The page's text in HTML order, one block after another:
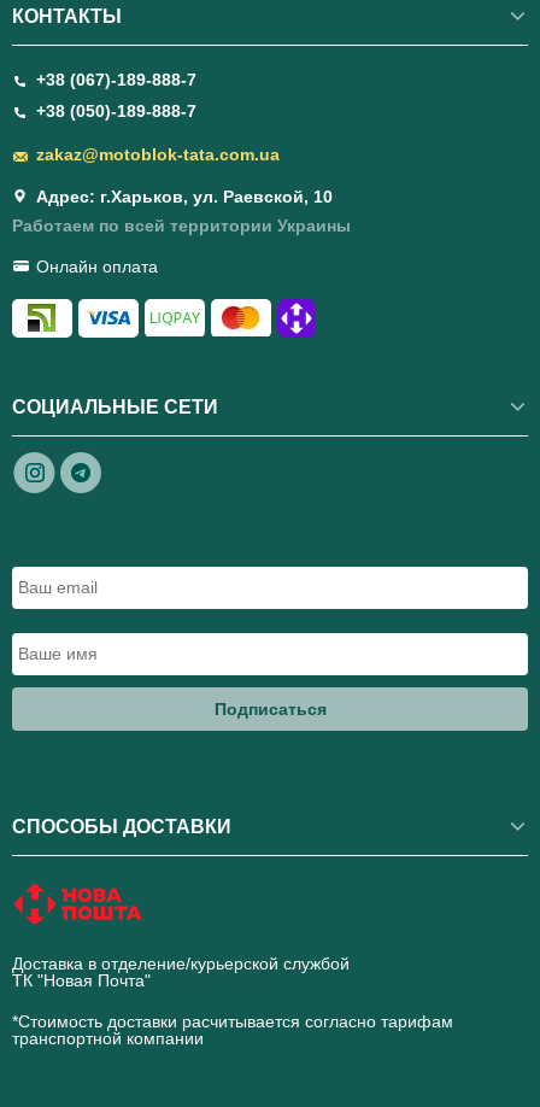
КОНТАКТЫ
+38 (067)-189-888-7
+38 (050)-189-888-7
zakaz@motoblok-tata.com.ua
Адрес: г.Харьков, ул. Раевской, 10
Работаем по всей территории Украины
Онлайн оплата
СОЦИАЛЬНЫЕ СЕТИ
Подписаться
СПОСОБЫ ДОСТАВКИ
Доставка в отделение/курьерской службой
ТК "Новая Почта"
*Стоимость доставки расчитывается согласно тарифам
транспортной компании